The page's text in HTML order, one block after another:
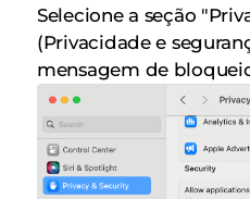
Selecione a seção
(Privacidade e
mensagem de